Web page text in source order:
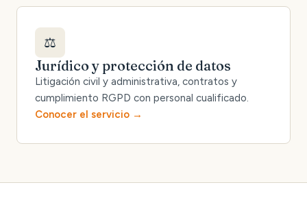
⚖️
Jurídico y protección de datos
Litigación civil y administrativa, contratos y
cumplimiento RGPD con personal cualificado.
Conocer el servicio